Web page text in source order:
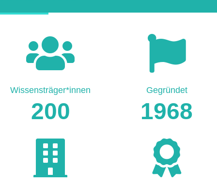
200
Wissensträger*innen
1968
Gegründet